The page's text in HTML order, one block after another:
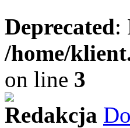
Deprecated:
/home/
on line 3
Redakcja